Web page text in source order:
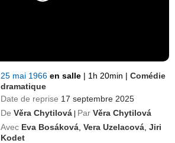
25 mai 1966en salle | 1h 20min | Comédie
dramatique
Date de reprise 17 septembre 2025
De Věra Chytilová | Par Věra Chytilová
Avec Eva Bosáková ,Vera Uzelacová ,Jiri
Kodet